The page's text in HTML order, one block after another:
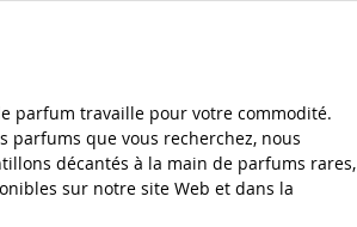
parfum travaille pour votre commodité.
parfums que vous recherchez, nous
décantés à la main de parfums rares,
sur notre site Web et dans la